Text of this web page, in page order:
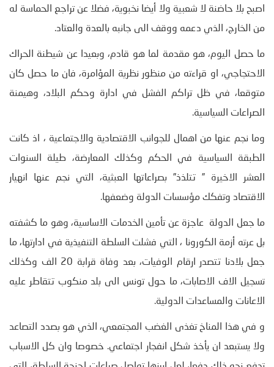
اصبح بلا حاضنة لا شعبية ولا أيضا نخبوية، فضلا عن تراجع الحماسة له
من الخارج، الذي دعمه ووقف الى جانبه بالعدة والعتاد.
ما حصل اليوم، هو مقدمة لما هو قادم، وبعيدا عن شيطنة الحراك
الاحتجاجي، او قراءته من منظور نظرية المؤامرة، فان ما حصل كان
متوقعا، في ظل تراكم الفشل في ادارة وحكم البلاد، وهيمنة
الصراعات السياسية.
وما نجم عنها من اهمال للجوانب الاقتصادية والاجتماعية ، اذ كانت
الطبقة السياسية في الحكم وكذلك المعارضة، طيلة السنوات
العشر الاخيرة ” تتلذذ” بصراعاتها العبثية، التي نجم عنها انهيار
الاقتصاد وتفكك مؤسسات الدولة وضعفها.
ما جعل الدولة عاجزة عن تأمين الخدمات الاساسية، وهو ما كشفته
بل عرته أزمة الكورونا ، التي فشلت السلطة التنفيذية في ادارتها، ما
جعل بلادنا تتصدر ارقام الوفيات، بعد وفاة قرابة 20 الف وكذلك
تسجيل الاف الاصابات، ما حول تونس الى بلد منكوب تتقاطر عليه
الاعانات والمساعدات الدولية.
و في هذا المناخ تغذى الغضب المجتمعي، الذي هو بصدد التصاعد
ولا يستبعد ان يأخذ شكل انفجار اجتماعي. خصوصا وان كل الاسباب